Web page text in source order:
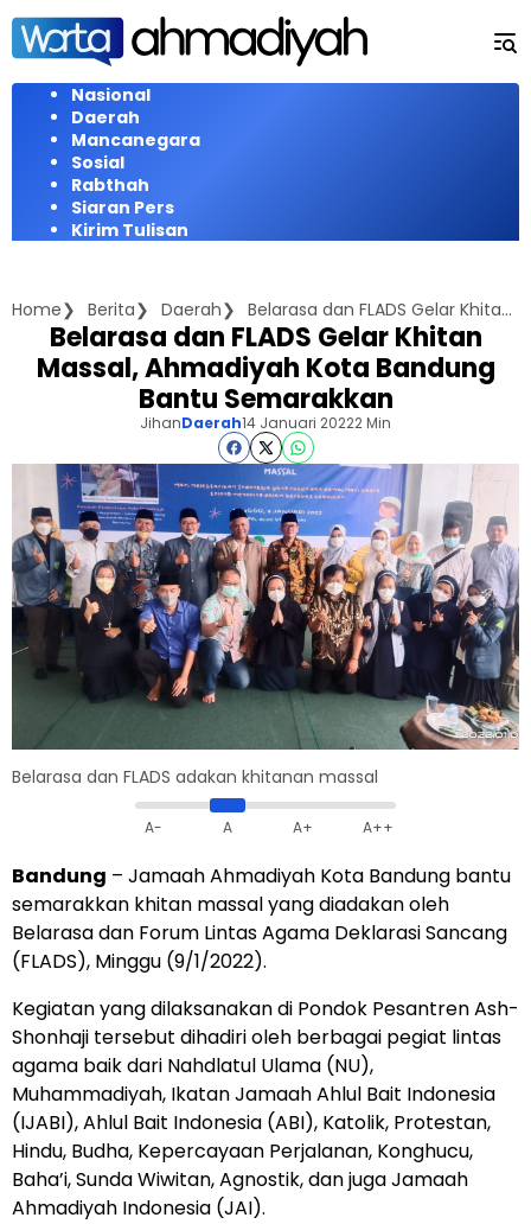
Langsung
konten
Nasional
Daerah
Mancanegara
Sosial
Rabthah
Siaran Pers
Kirim Tulisan
Home Berita Daerah Belarasa dan FLADS Gelar Khitan Massal, Ahmadiyah Kota Bandung Bantu Semarakkan
Belarasa dan FLADS Gelar Khitan
Massal, Ahmadiyah Kota Bandung
Bantu Semarakkan
JihanDaerah14 Januari 20222 Min
Belarasa dan FLADS adakan khitanan massal
A- A A+ A++
Bandung – Jamaah Ahmadiyah Kota Bandung bantu
semarakkan khitan massal yang diadakan oleh
Belarasa dan Forum Lintas Agama Deklarasi Sancang
(FLADS), Minggu (9/1/2022).
Kegiatan yang dilaksanakan di Pondok Pesantren Ash-
Shonhaji tersebut dihadiri oleh berbagai pegiat lintas
agama baik dari Nahdlatul Ulama (NU),
Muhammadiyah, Ikatan Jamaah Ahlul Bait Indonesia
(IJABI), Ahlul Bait Indonesia (ABI), Katolik, Protestan,
Hindu, Budha, Kepercayaan Perjalanan, Konghucu,
Baha’i, Sunda Wiwitan, Agnostik, dan juga Jamaah
Ahmadiyah Indonesia (JAI).